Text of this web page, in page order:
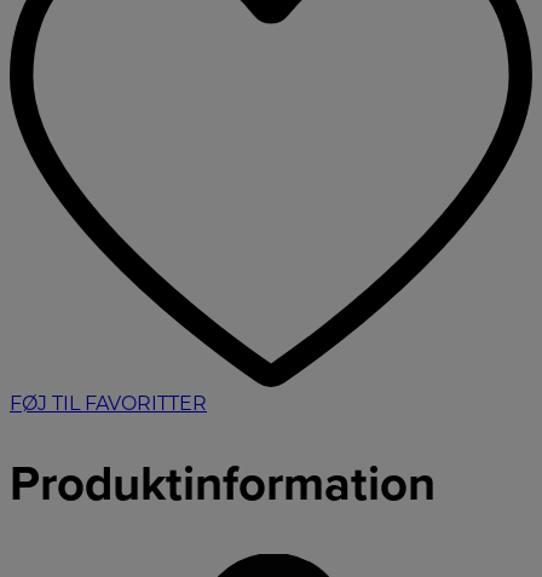
FØJ TIL FAVORITTER
Produktinformation